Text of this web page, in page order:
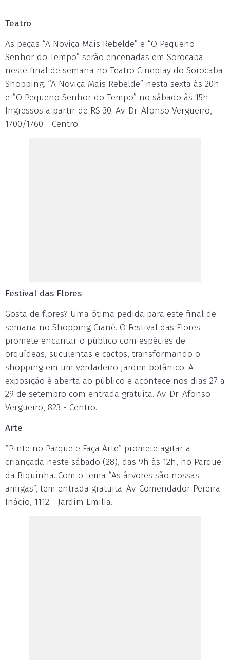
Teatro
As peças “A Noviça Mais Rebelde” e “O Pequeno
Senhor do Tempo” serão encenadas em Sorocaba
neste final de semana no Teatro Cineplay do Sorocaba
Shopping. “A Noviça Mais Rebelde” nesta sexta às 20h
e “O Pequeno Senhor do Tempo” no sábado às 15h.
Ingressos a partir de R$ 30. Av. Dr. Afonso Vergueiro,
1700/1760 - Centro.
Festival das Flores
Gosta de flores? Uma ótima pedida para este final de
semana no Shopping Cianê. O Festival das Flores
promete encantar o público com espécies de
orquídeas, suculentas e cactos, transformando o
shopping em um verdadeiro jardim botânico. A
exposição é aberta ao público e acontece nos dias 27 a
29 de setembro com entrada gratuita. Av. Dr. Afonso
Vergueiro, 823 - Centro.
Arte
“Pinte no Parque e Faça Arte” promete agitar a
criançada neste sábado (28), das 9h às 12h, no Parque
da Biquinha. Com o tema “As árvores são nossas
amigas”, tem entrada gratuita. Av. Comendador Pereira
Inácio, 1112 - Jardim Emilia.